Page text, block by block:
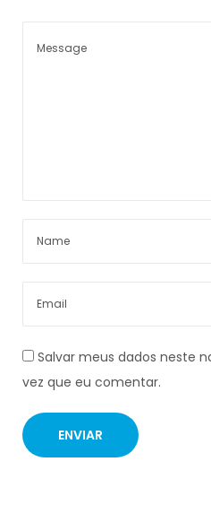
Salvar meus dados neste
vez que eu comentar.